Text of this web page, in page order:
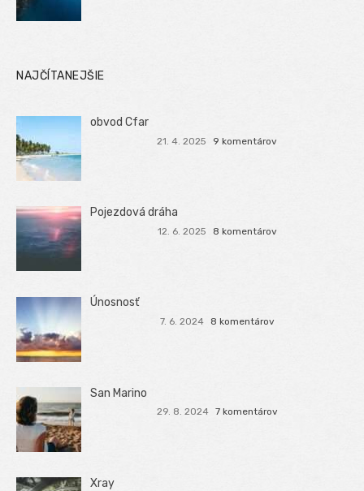
NAJČÍTANEJŠIE
obvod Cfar
21. 4. 2025 9 komentárov
Pojezdová dráha
12. 6. 2025 8 komentárov
Únosnosť
7. 6. 2024 8 komentárov
San Marino
29. 8. 2024 7 komentárov
Xray